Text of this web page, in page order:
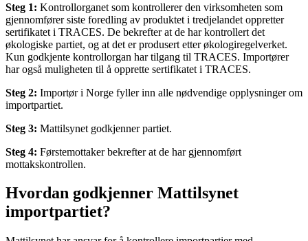
Steg 1: Kontrollorganet som kontrollerer den virksomheten som
gjennomfører siste foredling av produktet i tredjelandet oppretter
sertifikatet i TRACES. De bekrefter at de har kontrollert det
økologiske partiet, og at det er produsert etter økologiregelverket.
Kun godkjente kontrollorgan har tilgang til TRACES. Importører
har også muligheten til å opprette sertifikatet i TRACES.
Steg 2: Importør i Norge fyller inn alle nødvendige opplysninger om
importpartiet.
Steg 3: Mattilsynet godkjenner partiet.
Steg 4: Førstemottaker bekrefter at de har gjennomført
mottakskontrollen.
Hvordan godkjenner Mattilsynet
importpartiet?